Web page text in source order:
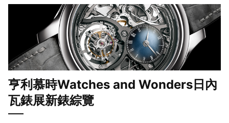
亨利慕時Watches and Wonders日內
瓦錶展新錶綜覽